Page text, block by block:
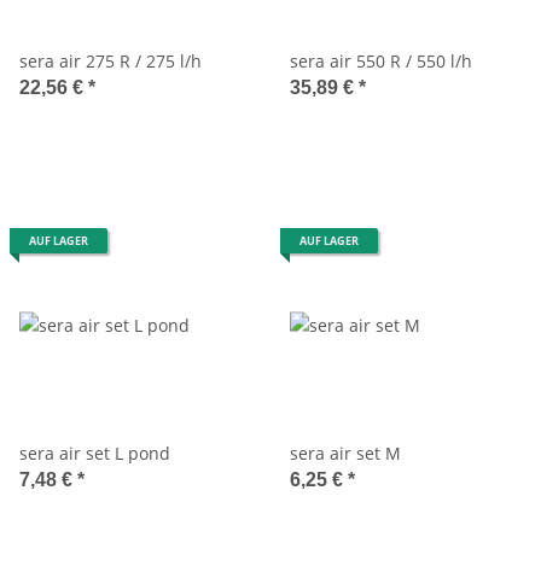
sera air 275 R / 275 l/h
22,56 € *
sera air 550 R / 550 l/h
35,89 € *
AUF LAGER
sera air set L pond
7,48 € *
AUF LAGER
sera air set M
6,25 € *